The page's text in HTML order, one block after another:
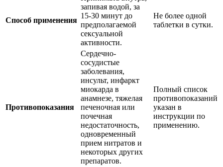
Способ применения
запивая водой, за
15-30 минут до
предполагаемой
сексуальной
активности.
Не более одной
таблетки в сутки.
Противопоказания
Сердечно-
сосудистые
заболевания,
инсульт, инфаркт
миокарда в
анамнезе, тяжелая
печеночная или
почечная
недостаточность,
одновременный
прием нитратов и
некоторых других
препаратов.
Полный список
противопоказаний
указан в
инструкции по
применению.